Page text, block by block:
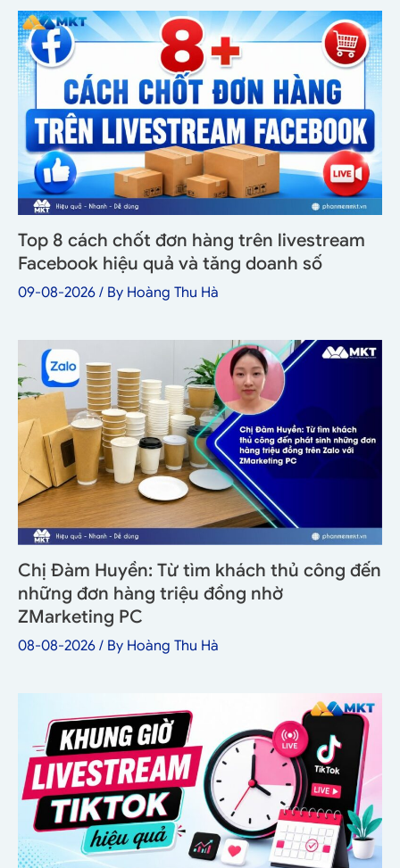
Top 8 cách chốt đơn hàng trên livestream
Facebook hiệu quả và tăng doanh số
09-08-2026 / By Hoàng Thu Hà
Chị Đàm Huyền: Từ tìm khách thủ công đến
những đơn hàng triệu đồng nhờ
ZMarketing PC
08-08-2026 / By Hoàng Thu Hà